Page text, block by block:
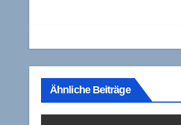
Ähnliche Beiträge